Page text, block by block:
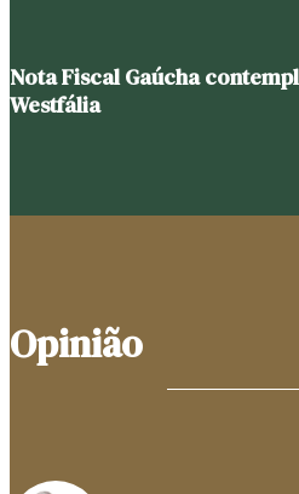
Nota Fiscal Gaúcha
Westfália
Opinião